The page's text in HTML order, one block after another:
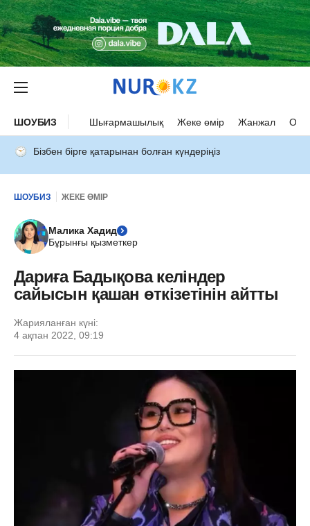
ШОУБИЗ Шығармашылық Жеке өмір Жанжал
Бізбен бірге қатарынан болған күндеріңіз
ШОУБИЗ ЖЕКЕ ӨМІР
Малика Хадид
Бұрынғы қызметкер
Дариға Бадықова келіндер
сайысын қашан өткізетінін айтты
Жарияланған күні:
4 ақпан 2022, 09:19